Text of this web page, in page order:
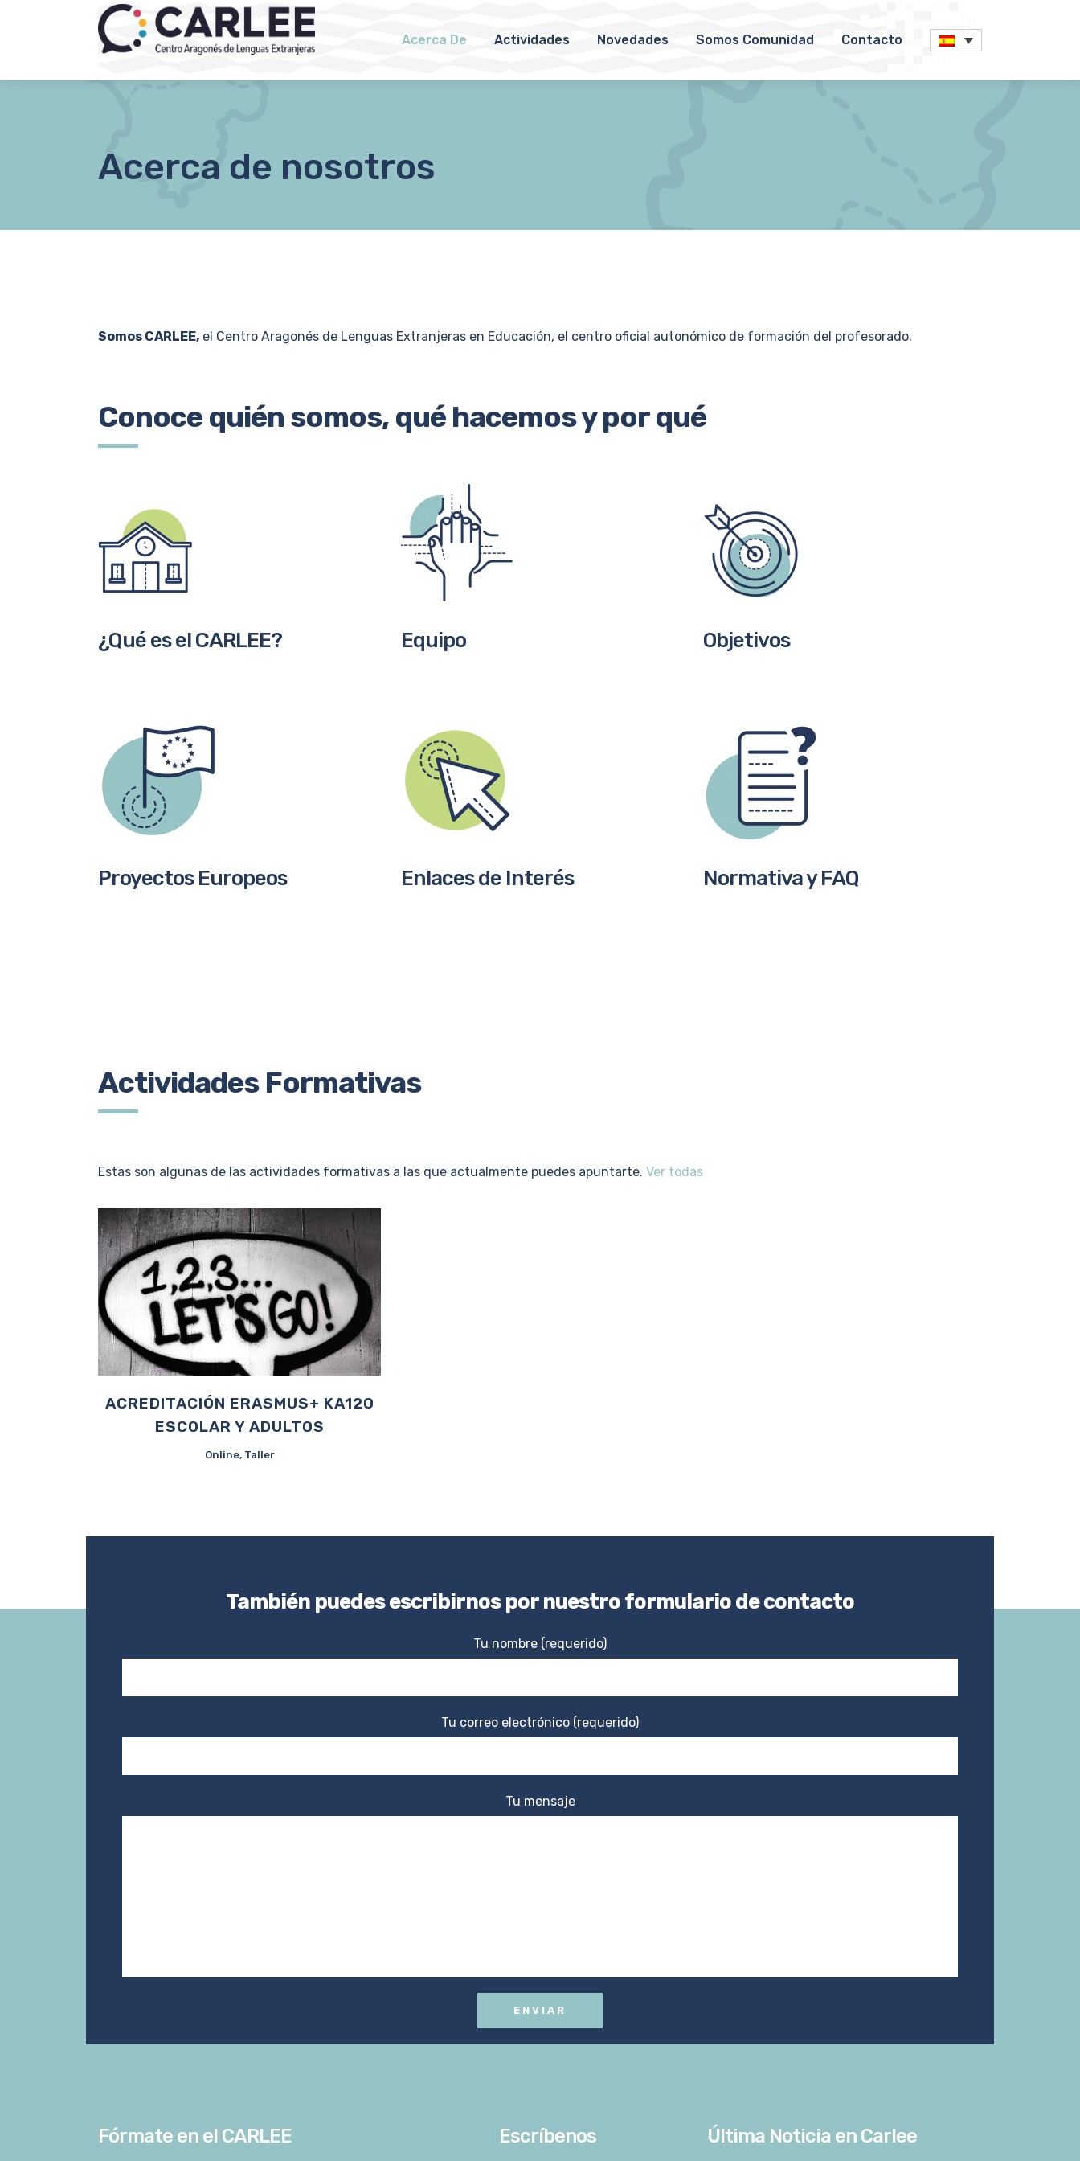
Acerca De Actividades Novedades Somos Comunidad Contacto
Acerca de nosotros
Somos CARLEE, el Centro Aragonés de Lenguas Extranjeras en Educación, el centro oficial autonómico de formación del profesorado.
Conoce quién somos, qué hacemos y por qué
¿Qué es el CARLEE? Equipo Objetivos
Proyectos Europeos Enlaces de Interés Normativa y FAQ
Actividades Formativas
Estas son algunas de las actividades formativas a las que actualmente puedes apuntarte. Ver todas
ACREDITACIÓN ERASMUS+ KA120
ESCOLAR Y ADULTOS
Online, Taller
También puedes escribirnos por nuestro formulario de contacto
Tu nombre (requerido)
Tu correo electrónico (requerido)
Tu mensaje
Fórmate en el CARLEE Escríbenos Última Noticia en Carlee